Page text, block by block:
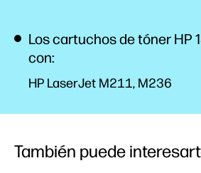
Los cartuchos de tóner HP
con:
HP LaserJet M211, M236
También puede